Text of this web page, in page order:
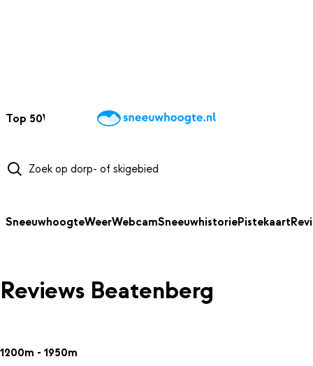
Top 50Webcams WintersportweerKaarten
SneeuwhoogteWeerWebcamSneeuwhistoriePistekaart
Reviews Beatenberg
1200m - 1950m